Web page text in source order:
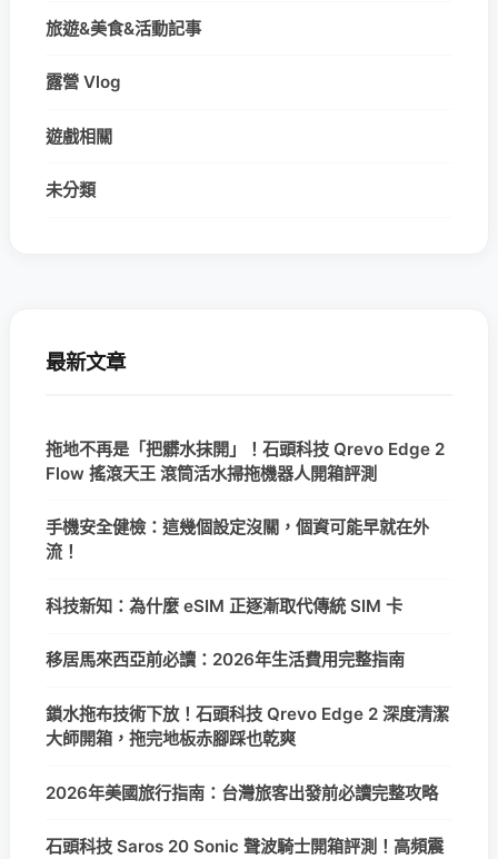
旅遊&美食&活動記事
露營 Vlog
遊戲相關
未分類
最新文章
拖地不再是「把髒水抹開」！石頭科技 Qrevo Edge 2
Flow 搖滾天王 滾筒活水掃拖機器人開箱評測
手機安全健檢：這幾個設定沒關，個資可能早就在外
流！
科技新知：為什麼 eSIM 正逐漸取代傳統 SIM 卡
移居馬來西亞前必讀：2026年生活費用完整指南
鎖水拖布技術下放！石頭科技 Qrevo Edge 2 深度清潔
大師開箱，拖完地板赤腳踩也乾爽
2026年美國旅行指南：台灣旅客出發前必讀完整攻略
石頭科技 Saros 20 Sonic 聲波騎士開箱評測！高頻震